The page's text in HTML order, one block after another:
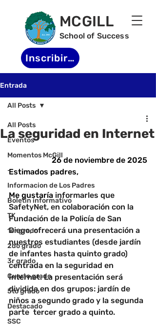
MCGILL
School of Success
Inscribirse
Entrada
All Posts
Eventos
Momentos McGill
-
Informacion de Los Padres
Boletin informativo
TK
1er grado
2do grado
3r grado
Cuarto grado
5to grado
Destacado
SSC
All Posts
La seguridad en Internet
26 de noviembre de 2025
Estimados padres,
Me gustaría informarles que
SafetyNet, en colaboración con la
Fundación de la Policía de San
Diego, ofrecerá una presentación a
nuestros estudiantes (desde jardín
de infantes hasta quinto grado)
centrada en la seguridad en
Internet. La presentación será
dividida en dos grupos: jardín de
niños a segundo grado y la segunda
parte  tercer grado a quinto.